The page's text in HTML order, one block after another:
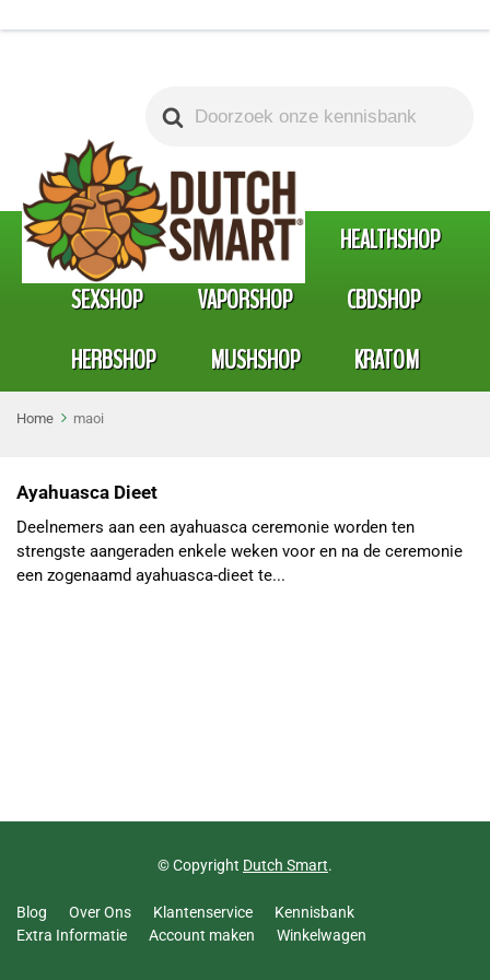
For
SMARTSHOP HEADSHOP
HEALTHSHOP
SEXSHOP
VAPORSHOP
CBDSHOP
HERBSHOP
MUSHSHOP KRATOM
Home maoi
Ayahuasca Dieet
Deelnemers aan een ayahuasca ceremonie worden ten
strengste aangeraden enkele weken voor en na de ceremonie
een zogenaamd ayahuasca-dieet te...
© Copyright Dutch Smart.
Blog Over Ons Klantenservice
Kennisbank
Extra Informatie
Account maken Winkelwagen